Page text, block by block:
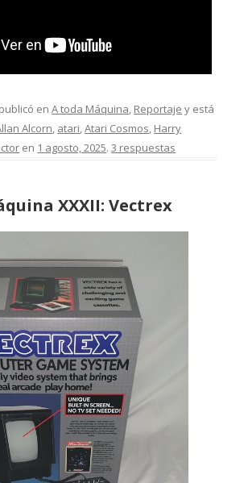
enA toda Máquina, Reportaje y está
Alcorn, atari,Atari Cosmos, Harry
en 1 agosto, 2025.3 respuestas
XXXII: Vectrex